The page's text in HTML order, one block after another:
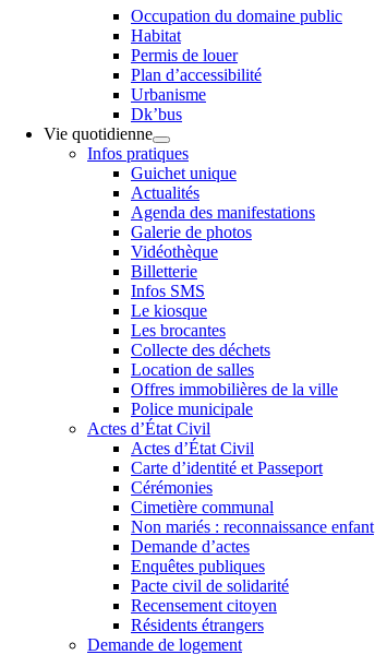
Occupation du domaine public
Habitat
Permis de louer
Plan d’accessibilité
Urbanisme
Dk’bus
Vie quotidienne
Infos pratiques
Guichet unique
Actualités
Agenda des manifestations
Galerie de photos
Vidéothèque
Billetterie
Infos SMS
Le kiosque
Les brocantes
Collecte des déchets
Location de salles
Offres immobilières de la ville
Police municipale
Actes d’État Civil
Actes d’État Civil
Carte d’identité et Passeport
Cérémonies
Cimetière communal
Non mariés : reconnaissance enfant
Demande d’actes
Enquêtes publiques
Pacte civil de solidarité
Recensement citoyen
Résidents étrangers
Demande de logement